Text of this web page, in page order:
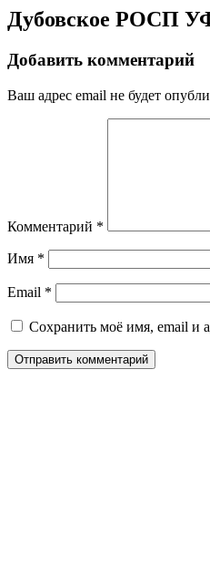
Дубовское РОСП
Добавить комментарий
Ваш адрес email не будет
Комментарий *
Имя *
Email *
Сохранить моё имя, email и